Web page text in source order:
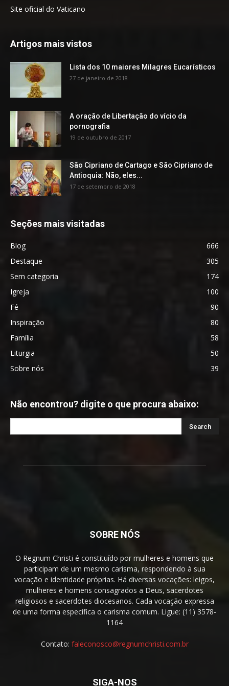
Site oficial do Vaticano
Artigos mais vistos
Lista dos 10 maiores Milagres Eucarísticos
27 de janeiro de 2018
A oração de Libertação do vício da
pornografia
19 de outubro de 2017
São Cipriano de Cartago e São Cipriano de
Antioquia: Não, eles...
17 de setembro de 2018
Seções mais visitadas
Blog
666
Destaque
305
Sem categoria
174
Igreja
100
Fé
90
Inspiração
80
Família
58
Liturgia
50
Sobre nós
39
Não encontrou? digite o que procura abaixo:
SOBRE NÓS
O Regnum Christi é constituído por mulheres e homens que
participam de um mesmo carisma, respondendo à sua
vocação e identidade próprias. Há diversas vocações: leigos,
mulheres e homens consagrados a Deus, sacerdotes
religiosos e sacerdotes diocesanos. Cada vocação expressa
de uma forma específica o carisma comum. Ligue: (11) 3578-
1164
Contato: faleconosco@regnumchristi.com.br
SIGA-NOS